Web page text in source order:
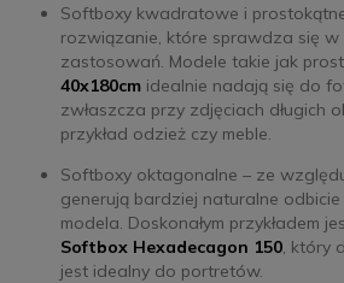
Softboxy kwadratowe i
rozwiązanie, które sprawdza się w
zastosowań. Modele takie jak
40x180cmidealnie nadają się do
zwłaszcza przy zdjęciach długich
przykład odzież czy meble.
Softboxy oktagonalne – ze
generują bardziej naturalne
modela. Doskonałym przykładem
Softbox Hexadecagon 150, który
jest idealny do portretów.